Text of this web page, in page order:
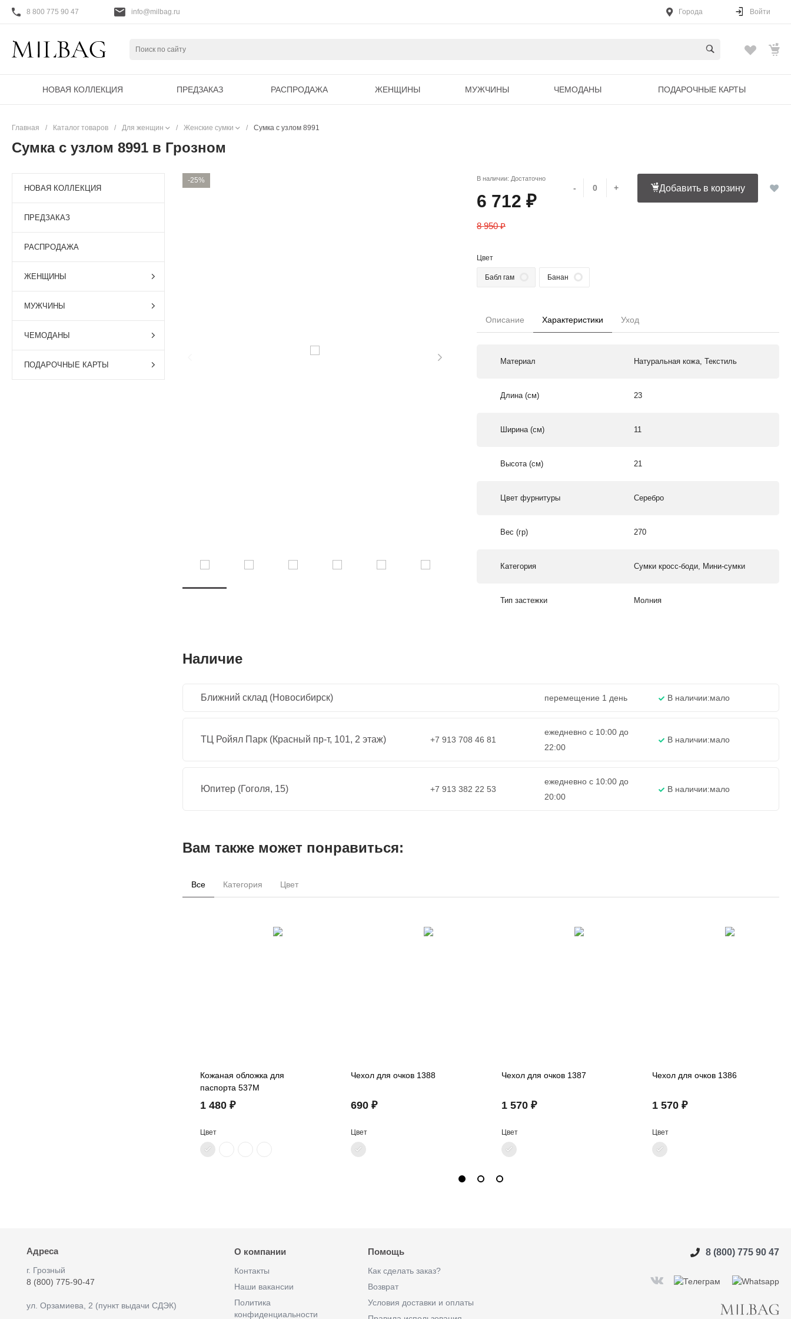
8 800 775 90 47 info@milbag.ru Города Войти
НОВАЯ КОЛЛЕКЦИЯ ПРЕДЗАКАЗ РАСПРОДАЖА ЖЕНЩИНЫ МУЖЧИНЫ ЧЕМОДАНЫ ПОДАРОЧНЫЕ КАРТЫ
Главная / Каталог товаров / Для женщин / Женские сумки / Сумка с узлом 8991
Сумка с узлом 8991 в Грозном
НОВАЯ КОЛЛЕКЦИЯ
ПРЕДЗАКАЗ
РАСПРОДАЖА
ЖЕНЩИНЫ
МУЖЧИНЫ
ЧЕМОДАНЫ
ПОДАРОЧНЫЕ КАРТЫ
-25% В наличии: Достаточно
6 712 ₽
8 950 ₽
- + Добавить в корзину
Цвет
Бабл гам Банан
Описание Характеристики Уход
Материал Натуральная кожа, Текстиль
Длина (см) 23
Ширина (см) 11
Высота (см) 21
Цвет фурнитуры Серебро
Вес (гр) 270
Категория Сумки кросс-боди, Мини-сумки
Тип застежки Молния
Наличие
Ближний склад (Новосибирск) перемещение 1 день В наличии:мало
ТЦ Ройял Парк (Красный пр-т, 101, 2 этаж) +7 913 708 46 81
ежедневно с 10:00 до
22:00
В наличии:мало
Юпитер (Гоголя, 15) +7 913 382 22 53
ежедневно с 10:00 до
20:00
В наличии:мало
Вам также может понравиться:
Все Категория Цвет
Кожаная обложка для
паспорта 537M
1 480 ₽
Цвет
Чехол для очков 1388
690 ₽
Цвет
Чехол для очков 1387
1 570 ₽
Цвет
Чехол для очков 1386
1 570 ₽
Цвет
Адреса
г. Грозный
8 (800) 775-90-47
ул. Орзамиева, 2 (пункт выдачи СДЭК)
О компании
Контакты
Наши вакансии
Политика
конфиденциальности
Помощь
Как сделать заказ?
Возврат
Условия доставки и оплаты
8 (800) 775 90 47